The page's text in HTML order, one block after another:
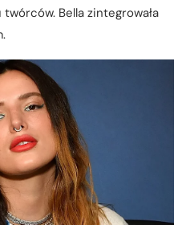
Bella zintegrowała